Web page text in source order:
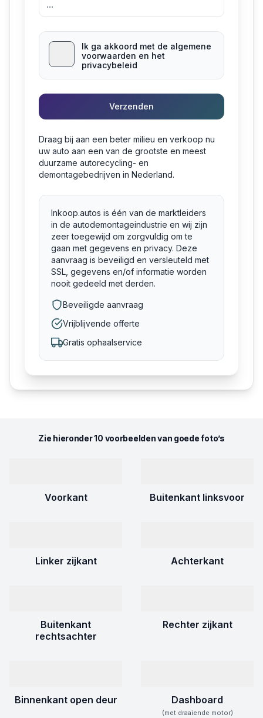
Ik ga akkoord met de algemene
voorwaarden en het
privacybeleid
Verzenden
Draag bij aan een beter milieu en verkoop nu
uw auto aan een van de grootste en meest
duurzame autorecycling- en
demontagebedrijven in Nederland.
Inkoop.autos is één van de marktleiders
in de autodemontageindustrie en wij zijn
zeer toegewijd om zorgvuldig om te
gaan met gegevens en privacy. Deze
aanvraag is beveiligd en versleuteld met
SSL, gegevens en/of informatie worden
nooit gedeeld met derden.
Beveiligde aanvraag
Vrijblijvende offerte
Gratis ophaalservice
Zie hieronder 10 voorbeelden van goede foto’s
Voorkant Buitenkant linksvoor
Linker zijkant Achterkant
Buitenkant
rechtsachter
Rechter zijkant
Binnenkant open deur Dashboard
(met draaiende motor)